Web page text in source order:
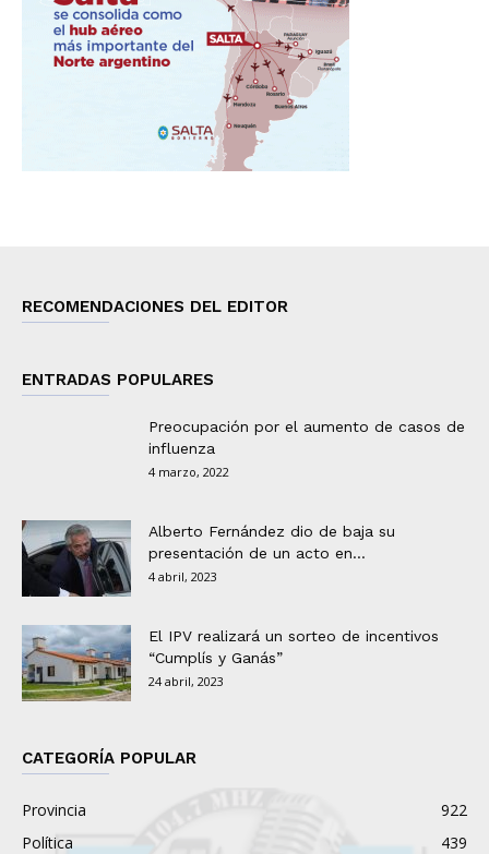
RECOMENDACIONES DEL EDITOR
ENTRADAS POPULARES
Preocupación por el aumento de casos de
influenza
4 marzo, 2022
Alberto Fernández dio de baja su
presentación de un acto en...
4 abril, 2023
El IPV realizará un sorteo de incentivos
“Cumplís y Ganás”
24 abril, 2023
CATEGORÍA POPULAR
Provincia
922
Política
439